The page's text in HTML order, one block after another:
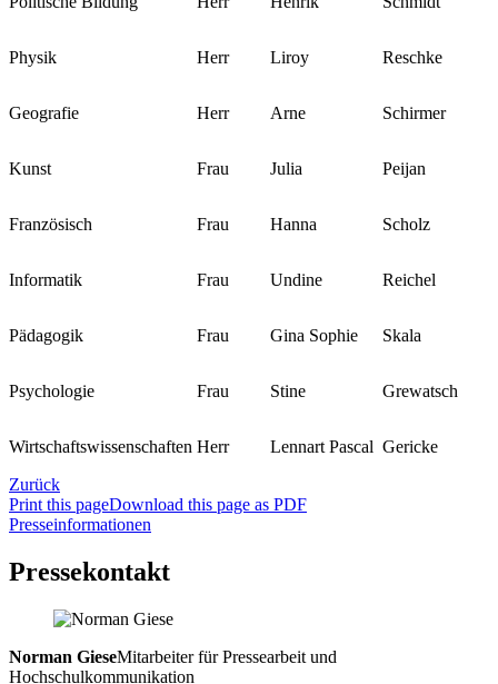
Physik Herr Liroy Reschke
Geografie Herr Arne Schirmer
Kunst Frau Julia Peijan
Französisch Frau Hanna Scholz
Informatik Frau Undine Reichel
Pädagogik Frau Gina Sophie Skala
Psychologie Frau Stine Grewatsch
Wirtschaftswissenschaften Herr Lennart Pascal Gericke
Zurück
Print this pageDownload this page as PDF
Presseinformationen
Pressekontakt
Norman GieseMitarbeiter für Pressearbeit und
Hochschulkommunikation